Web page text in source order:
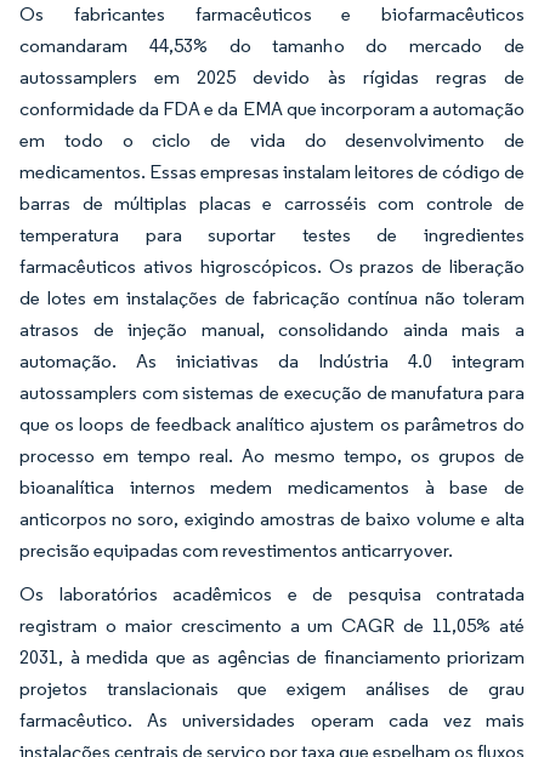
Os fabricantes farmacêuticos e biofarmacêuticos
comandaram 44,53% do tamanho do mercado de
autossamplers em 2025 devido às rígidas regras de
conformidade da FDA e da EMA que incorporam a automação
em todo o ciclo de vida do desenvolvimento de
medicamentos. Essas empresas instalam leitores de código de
barras de múltiplas placas e carrosséis com controle de
temperatura para suportar testes de ingredientes
farmacêuticos ativos higroscópicos. Os prazos de liberação
de lotes em instalações de fabricação contínua não toleram
atrasos de injeção manual, consolidando ainda mais a
automação. As iniciativas da Indústria 4.0 integram
autossamplers com sistemas de execução de manufatura para
que os loops de feedback analítico ajustem os parâmetros do
processo em tempo real. Ao mesmo tempo, os grupos de
bioanalítica internos medem medicamentos à base de
anticorpos no soro, exigindo amostras de baixo volume e alta
precisão equipadas com revestimentos anticarryover.
Os laboratórios acadêmicos e de pesquisa contratada
registram o maior crescimento a um CAGR de 11,05% até
2031, à medida que as agências de financiamento priorizam
projetos translacionais que exigem análises de grau
farmacêutico. As universidades operam cada vez mais
instalações centrais de serviço por taxa que espelham os fluxos